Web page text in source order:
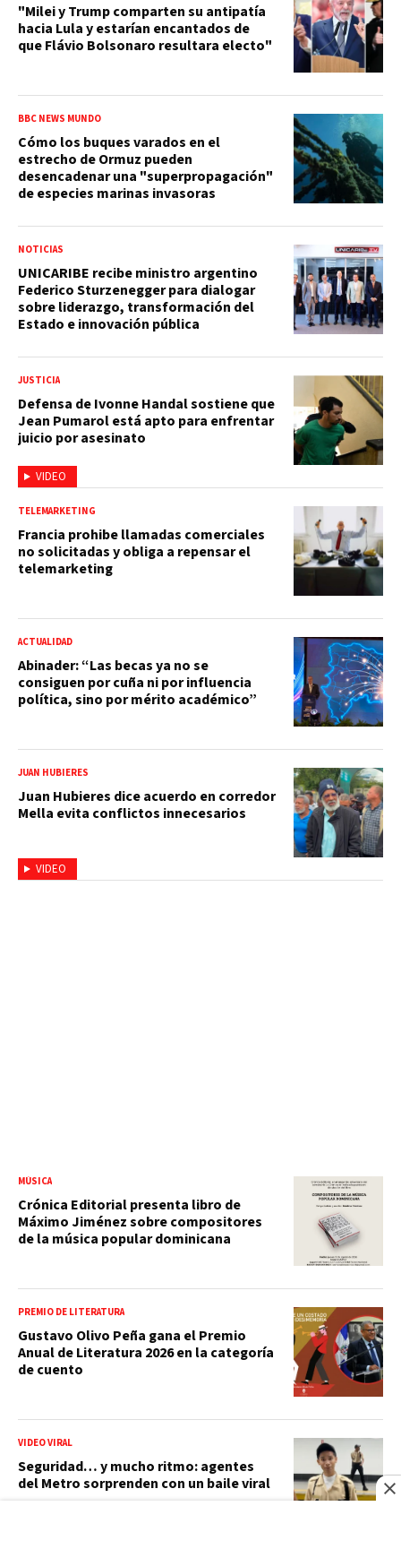
"Milei y Trump comparten su antipatía
hacia Lula y estarían encantados de
que Flávio Bolsonaro resultara electo"
BBC NEWS MUNDO
Cómo los buques varados en el
estrecho de Ormuz pueden
desencadenar una "superpropagación"
de especies marinas invasoras
NOTICIAS
UNICARIBE recibe ministro argentino
Federico Sturzenegger para dialogar
sobre liderazgo, transformación del
Estado e innovación pública
VIDEO
JUSTICIA
Defensa de Ivonne Handal sostiene que
Jean Pumarol está apto para enfrentar
juicio por asesinato
TELEMARKETING
Francia prohibe llamadas comerciales
no solicitadas y obliga a repensar el
telemarketing
ACTUALIDAD
Abinader: “Las becas ya no se
consiguen por cuña ni por influencia
política, sino por mérito académico”
VIDEO
JUAN HUBIERES
Juan Hubieres dice acuerdo en corredor
Mella evita conflictos innecesarios
MÚSICA
Crónica Editorial presenta libro de
Máximo Jiménez sobre compositores
de la música popular dominicana
PREMIO DE LITERATURA
Gustavo Olivo Peña gana el Premio
Anual de Literatura 2026 en la categoría
de cuento
VIDEO VIRAL
Seguridad… y mucho ritmo: agentes
del Metro sorprenden con un baile viral